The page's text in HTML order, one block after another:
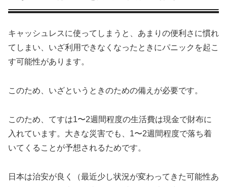
キャッシュレスに使ってしまうと、あまりの便利さに慣れ
てしまい、いざ利用できなくなったときにパニックを起こ
す可能性があります。
このため、いざというときのための備えが必要です。
このため、てすは1〜2週間程度の生活費は現金で財布に
入れています。大きな災害でも、1〜2週間程度で落ち着
いてくることが予想されるためです。
日本は治安が良く（最近少し状況が変わってきた可能性あ